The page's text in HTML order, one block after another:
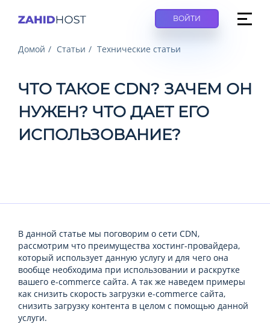
ВОЙТИ
Домой Статьи Технические статьи
ЧТО ТАКОЕ CDN? ЗАЧЕМ ОН
НУЖЕН? ЧТО ДАЕТ ЕГО
ИСПОЛЬЗОВАНИЕ?
В данной статье мы поговорим о сети CDN,
рассмотрим что преимущества хостинг-провайдера,
который использует данную услугу и для чего она
вообще необходима при использовании и раскрутке
вашего e-commerce сайта. А так же наведем примеры
как снизить скороcть загрузки e-commerce сайта,
снизить загрузку контента в целом с помощью данной
услуги.